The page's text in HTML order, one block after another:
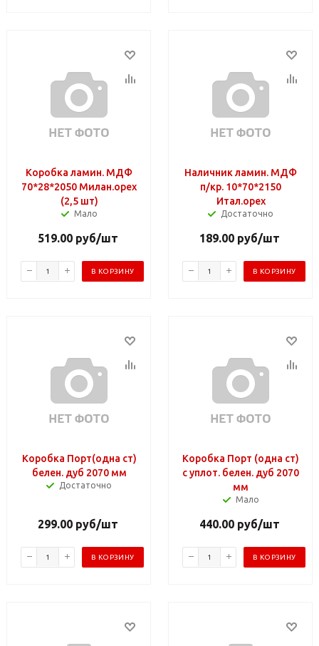
Коробка ламин. МДФ
70*28*2050 Милан.орех
(2,5 шт)
Мало
519.00руб/шт
В КОРЗИНУ
Наличник ламин. МДФ
п/кр. 10*70*2150
Итал.орех
Достаточно
189.00руб/шт
В КОРЗИНУ
Коробка Порт(одна ст)
белен. дуб 2070 мм
Достаточно
299.00руб/шт
В КОРЗИНУ
Коробка Порт (одна ст)
с уплот. белен. дуб 2070
мм
Мало
440.00руб/шт
В КОРЗИНУ